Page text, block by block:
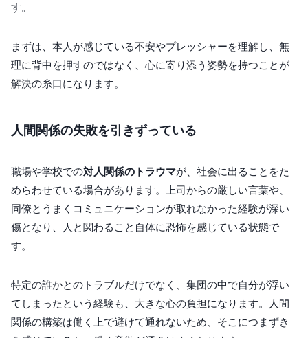
す。
まずは、本人が感じている不安やプレッシャーを理解し、無
理に背中を押すのではなく、心に寄り添う姿勢を持つことが
解決の糸口になります。
人間関係の失敗を引きずっている
職場や学校での対人関係のトラウマが、社会に出ることをた
めらわせている場合があります。上司からの厳しい言葉や、
同僚とうまくコミュニケーションが取れなかった経験が深い
傷となり、人と関わること自体に恐怖を感じている状態で
す。
特定の誰かとのトラブルだけでなく、集団の中で自分が浮い
てしまったという経験も、大きな心の負担になります。人間
関係の構築は働く上で避けて通れないため、そこにつまずき